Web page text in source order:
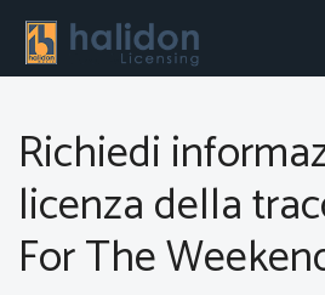
Richiedi
licenza della
For The